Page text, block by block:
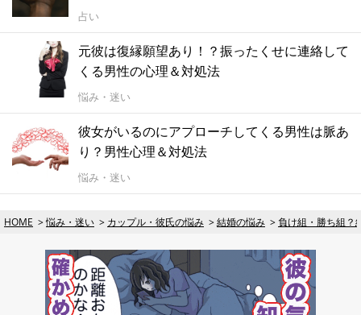
占い
元彼は復縁願望あり！？振ったくせに連絡して
くる男性の心理＆対処法
悩み・迷い
彼女がいるのにアプローチしてくる男性は脈あ
り？男性心理＆対処法
悩み・迷い
HOME 悩み・迷い カップル・彼氏の悩み 結婚の悩み 負け組・勝ち組？